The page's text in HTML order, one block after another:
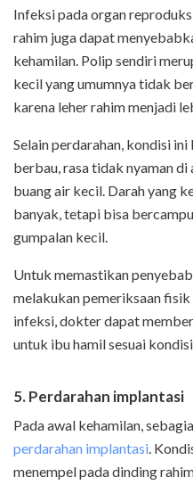
Infeksi pada organ
rahim juga dapat
kehamilan. Polip sendiri
kecil yang umumnya tidak
karena leher rahim menjadi
Selain perdarahan, kondisi
berbau, rasa tidak nyaman di
buang air kecil. Darah yang
banyak, tetapi bisa
gumpalan kecil.
Untuk memastikan
melakukan pemeriksaan
infeksi, dokter dapat
untuk ibu hamil sesuai
5. Perdarahan implantasi
Pada awal kehamilan,
perdarahan implantasi.
menempel pada dinding